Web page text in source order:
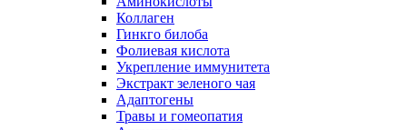
Коллаген
Гинкго билоба
Фолиевая кислота
Укрепление иммунитета
Экстракт зеленого чая
Адаптогены
Травы и гомеопатия